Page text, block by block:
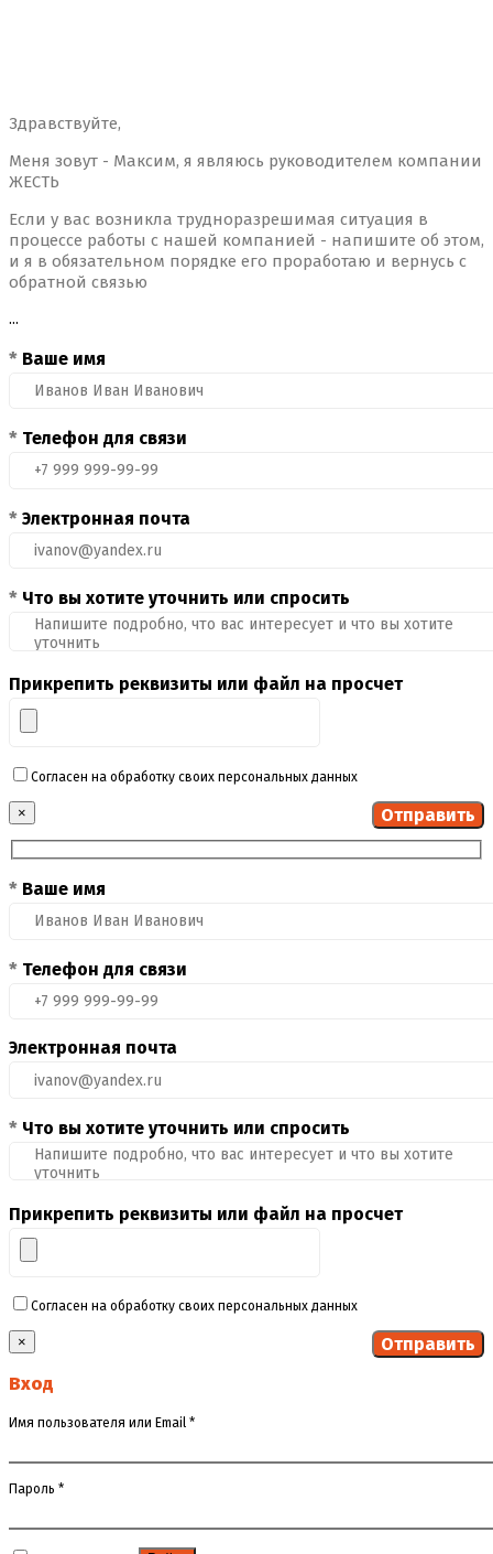
Здравствуйте,
Меня зовут - Максим, я являюсь руководителем компании
ЖЕСТЬ
Если у вас возникла трудноразрешимая ситуация в
процессе работы с нашей компанией - напишите об этом,
и я в обязательном порядке его проработаю и вернусь с
обратной связью
...
* Ваше имя
* Телефон для связи
* Электронная почта
* Что вы хотите уточнить или спросить
Прикрепить реквизиты или файл на просчет
Согласен на обработку своих персональных данных
×
* Ваше имя
* Телефон для связи
Электронная почта
* Что вы хотите уточнить или спросить
Прикрепить реквизиты или файл на просчет
Согласен на обработку своих персональных данных
×
Вход
Имя пользователя или Email *
Пароль *